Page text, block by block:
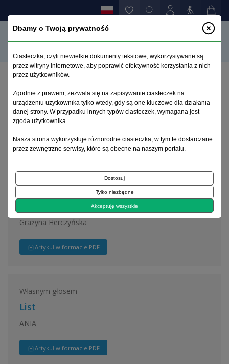
Archiwum 1992–2014
1999, tom 8, zeszyt 2
Jan Jonson 1603-1675
Grażyna Herczyńska
Artykuł w formacie PDF
Własnym głosem
List
ANIA
Artykuł w formacie PDF
Dbamy o Twoją prywatność
Ciasteczka, czyli niewielkie dokumenty tekstowe, wykorzystywane są
przez witryny internetowe, aby poprawić efektywność korzystania z nich
przez użytkowników.
Zgodnie z prawem, zezwala się na zapisywanie ciasteczek na
urządzeniu użytkownika tylko wtedy, gdy są one kluczowe dla działania
danej strony. W przypadku innych typów ciasteczek, wymagana jest
zgoda użytkownika.
Nasza strona wykorzystuje różnorodne ciasteczka, w tym te dostarczane
przez zewnętrzne serwisy, które są obecne na naszym portalu.
Dostosuj
Tylko niezbędne
Akceptuję wszystkie